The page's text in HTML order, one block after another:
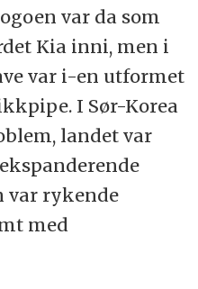
var da som
Kia inni, men i
var i-en utformet
I Sør-Korea
landet var
var rykende
med